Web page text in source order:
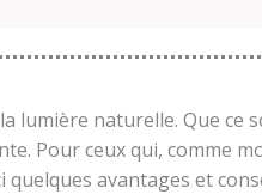
naturelle. Que ce
Pour ceux qui, comme
avantages et